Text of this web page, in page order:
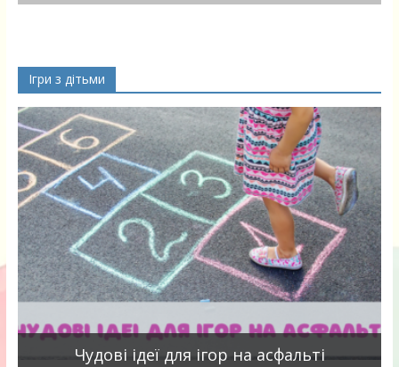
Ігри з дітьми
Чудові ідеї для ігор на асфальті